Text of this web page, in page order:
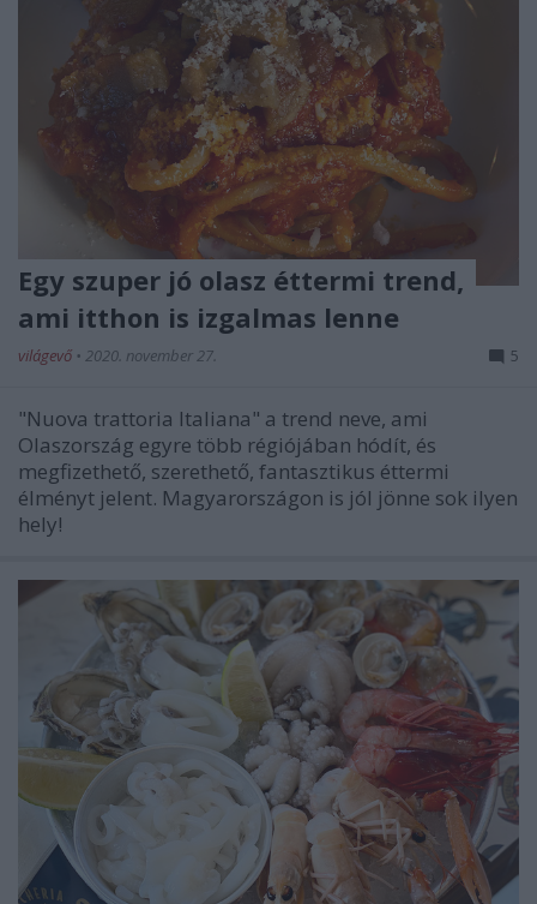
Egy szuper jó olasz éttermi trend,
ami itthon is izgalmas lenne
világevő • 2020. november 27. 5
"Nuova trattoria Italiana" a trend neve, ami
Olaszország egyre több régiójában hódít, és
megfizethető, szerethető, fantasztikus éttermi
élményt jelent. Magyarországon is jól jönne sok ilyen
hely!